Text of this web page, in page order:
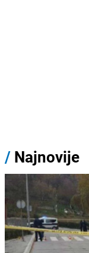
/ Najnovije